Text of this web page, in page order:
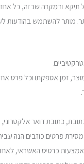
זמן אספקתו וכל
פרטים כוזבים הנה
כרטיס האשראי,